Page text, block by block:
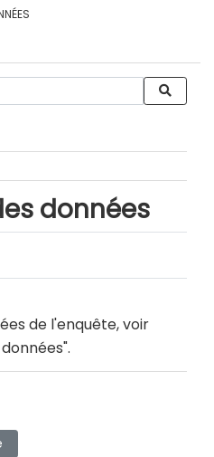
données
de l'enquête, voir